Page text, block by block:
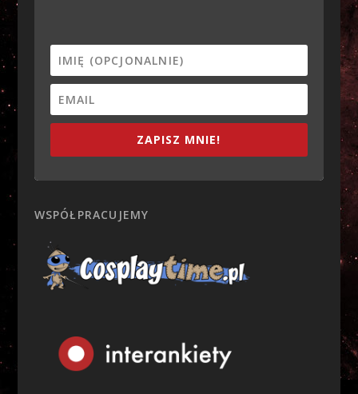
ZAPISZ MNIE!
WSPÓŁPRACUJEMY